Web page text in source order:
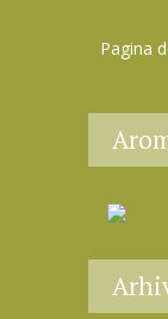
Pagina